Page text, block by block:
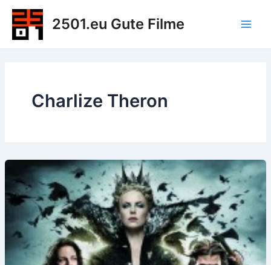
Zum
Inhalt
springen
2501.eu Gute Filme
Charlize Theron